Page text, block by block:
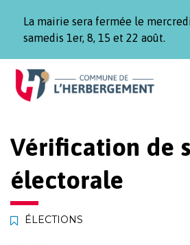
La mairie sera fermée le
samedis 1er, 8, 15 et 22 août.
Aller
Aller
contenu
Aller
pied
Vérification de
électorale
ÉLECTIONS